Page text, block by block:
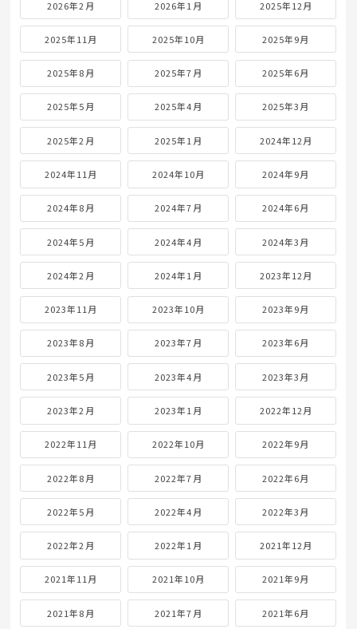
2026年2月 2026年1月 2025年12月
2025年11月 2025年10月 2025年9月
2025年8月 2025年7月 2025年6月
2025年5月 2025年4月 2025年3月
2025年2月 2025年1月 2024年12月
2024年11月 2024年10月 2024年9月
2024年8月 2024年7月 2024年6月
2024年5月 2024年4月 2024年3月
2024年2月 2024年1月 2023年12月
2023年11月 2023年10月 2023年9月
2023年8月 2023年7月 2023年6月
2023年5月 2023年4月 2023年3月
2023年2月 2023年1月 2022年12月
2022年11月 2022年10月 2022年9月
2022年8月 2022年7月 2022年6月
2022年5月 2022年4月 2022年3月
2022年2月 2022年1月 2021年12月
2021年11月 2021年10月 2021年9月
2021年8月 2021年7月 2021年6月